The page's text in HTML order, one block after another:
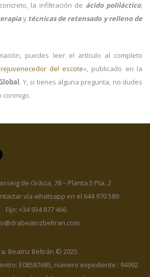
la infiltración de ácido poliláctico,
y técnicas de retensado y relleno de
puedes leer el artículo al completo
del escote«, publicado en la
. Y, si tienes alguna pregunta, no dudes
conmigo.
de Gràcia, 78 – Planta 5 Pta. 2
vía whatsapp en el 644 970 589
Fijo: +34 934 877 466
Beatriz Beltrán © 2025
E08587685, número expediente : 94992